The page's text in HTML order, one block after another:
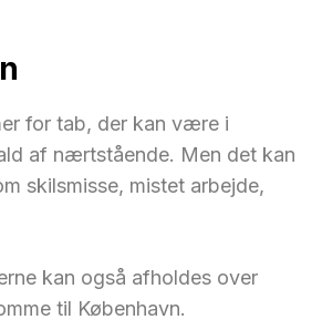
for tab, der kan være i
af nærtstående. Men det kan
skilsmisse, mistet arbejde,
kan også afholdes over
til København.